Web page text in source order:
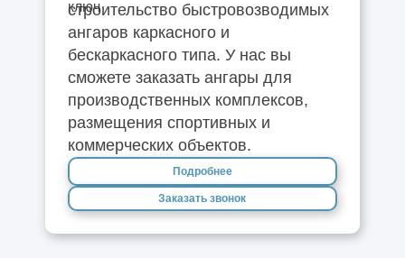
строительство быстровозводимых
ангаров каркасного и
бескаркасного типа. У нас вы
сможете заказать ангары для
производственных комплексов,
размещения спортивных и
коммерческих объектов.
Подробнее
Заказать звонок